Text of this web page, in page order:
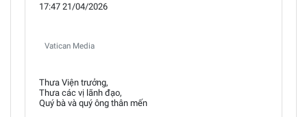
17:47 21/04/2026
Vatican Media
Thưa Viện trưởng,
Thưa các vị lãnh đạo,
Quý bà và quý ông thân mến